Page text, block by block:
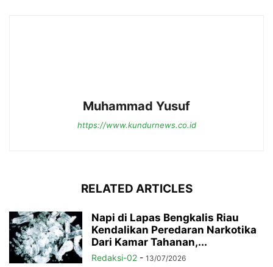
Muhammad Yusuf
https://www.kundurnews.co.id
RELATED ARTICLES
Napi di Lapas Bengkalis Riau
Kendalikan Peredaran Narkotika
Dari Kamar Tahanan,...
Redaksi-02 - 13/07/2026